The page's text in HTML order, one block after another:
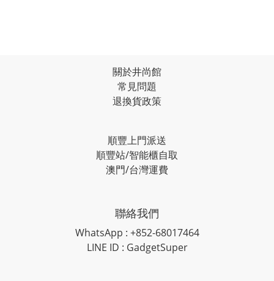
關於井尚館
常見問題
退換貨政策
順豐上門派送
順豐站/智能櫃自取
澳門/台灣運費
聯絡我們
WhatsApp : +852-68017464
LINE ID : GadgetSuper